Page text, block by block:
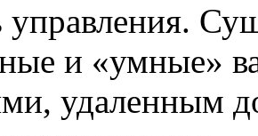
управления.
и «умные»
удаленным